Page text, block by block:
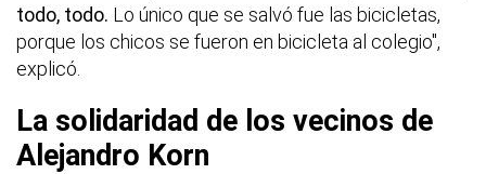
todo, todo. Lo único que se salvó fue las bicicletas,
porque los chicos se fueron en bicicleta al colegio",
explicó.
La solidaridad de los vecinos de
Alejandro Korn